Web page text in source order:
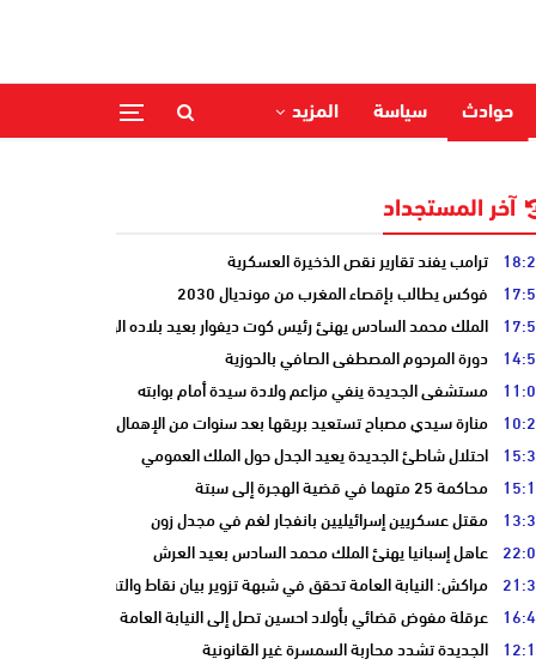
حوادث سياسة المزيد
آخر المستجداد
ترامب يفند تقارير نقص الذخيرة العسكرية
فوكس يطالب بإقصاء المغرب من مونديال 2030
الملك محمد السادس يهنئ رئيس كوت ديفوار بعيد بلاده الوطني
دورة المرحوم المصطفى الصافي بالحوزية
مستشفى الجديدة ينفي مزاعم ولادة سيدة أمام بوابته
منارة سيدي مصباح تستعيد بريقها بعد سنوات من الإهمال
احتلال شاطئ الجديدة يعيد الجدل حول الملك العمومي
محاكمة 25 متهما في قضية الهجرة إلى سبتة
مقتل عسكريين إسرائيليين بانفجار لغم في مجدل زون
عاهل إسبانيا يهنئ الملك محمد السادس بعيد العرش
مراكش: النيابة العامة تحقق في شبهة تزوير بيان نقاط والتشهير بطالب
عرقلة مفوض قضائي بأولاد احسين تصل إلى النيابة العامة
الجديدة تشدد محاربة السمسرة غير القانونية